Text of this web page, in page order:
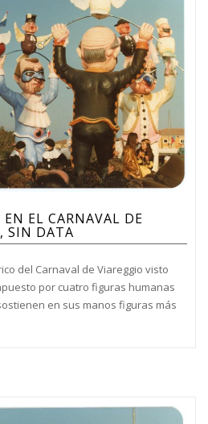
EN EL CARNAVAL DE
SIN DATA
del Carnaval de Viareggio visto
por cuatro figuras humanas
en sus manos figuras más